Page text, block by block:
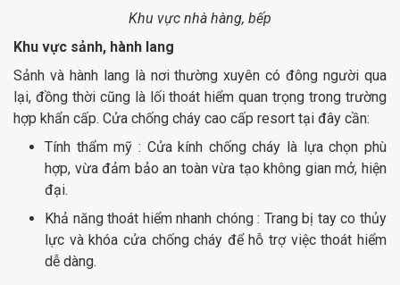
Khu vực nhà hàng, bếp
Khu vực sảnh, hành lang
Sảnh và hành lang là nơi thường xuyên có đông người qua
lại, đồng thời cũng là lối thoát hiểm quan trọng trong trường
hợp khẩn cấp. Cửa chống cháy cao cấp resort tại đây cần:
Tính thẩm mỹ : Cửa kính chống cháy là lựa chọn phù
hợp, vừa đảm bảo an toàn vừa tạo không gian mở, hiện
đại.
Khả năng thoát hiểm nhanh chóng : Trang bị tay co thủy
lực và khóa cửa chống cháy để hỗ trợ việc thoát hiểm
dễ dàng.